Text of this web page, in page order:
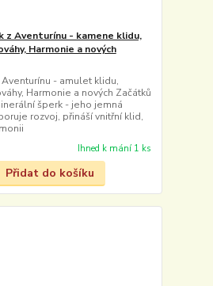
z Aventurínu - kamene klidu,
Harmonie a nových
- amulet klidu,
Harmonie a nových Začátků
šperk - jeho jemná
rozvoj, přináší vnitřní klid,
Ihned k mání 1 ks
Přidat do košíku